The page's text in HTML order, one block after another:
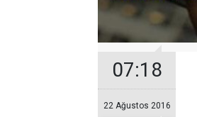
07:18
22 Ağustos 2016